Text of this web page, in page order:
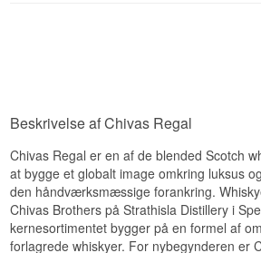
Højt. Udgået aftapning
længere produceres,
gentaget siden.
været stigende,
forsvundet fra markedet.
Vidste du at?
Eftersmag
Middellang og tør,
røgtone helt til sidst.
Specifikationer
Navn: Chivas Brothers
Beskrivelse af Chivas Regal
Chivas Regal er en af de blended Scotch
at bygge et globalt image omkring luksus
den håndværksmæssige forankring.
Chivas Brothers på Strathisla Distillery i
kernesortimentet bygger på en formel af
forlagrede whiskyer. For nybegynderen er